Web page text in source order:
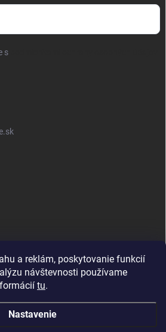
a reklám, poskytovanie funkcií
návštevnosti používame
tu.
Nastavenie
s